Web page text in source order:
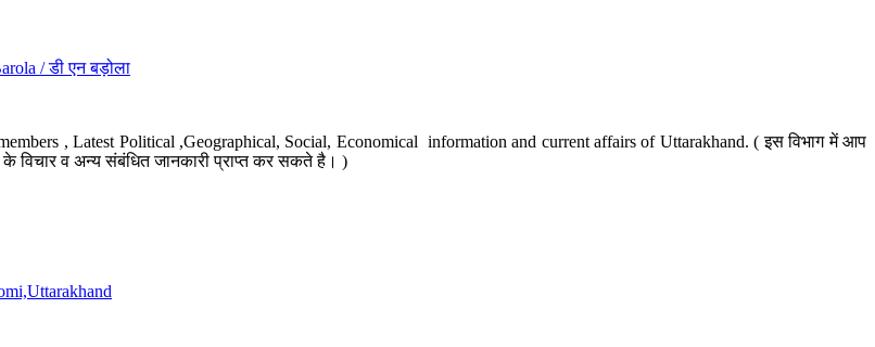
/ डी एन बड़ोला
, Latest Political ,Geographical, Social, Economical information and current affairs of Uttarakhand. ( इस विभाग में आप
विचार व अन्य संबंधित जानकारी प्राप्त कर सकते है। )